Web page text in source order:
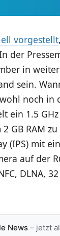
vorgestellt
der
in
sein.
noch in
ein 1.5
GB RAM
(IPS) mit
auf der
DLNA,
News– jetzt